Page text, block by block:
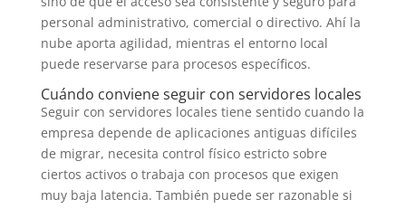
personal administrativo, comercial o directivo. Ahí la
nube aporta agilidad, mientras el entorno local
puede reservarse para procesos específicos.
Cuándo conviene seguir con servidores locales
Seguir con servidores locales tiene sentido cuando la
empresa depende de aplicaciones antiguas difíciles
de migrar, necesita control físico estricto sobre
ciertos activos o trabaja con procesos que exigen
muy baja latencia. También puede ser razonable si